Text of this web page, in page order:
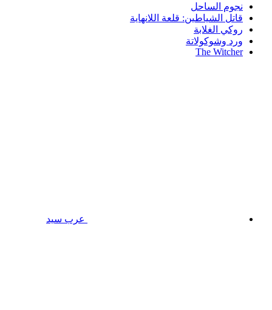
نجوم الساحل
قاتل الشياطين: قلعة اللانهاية
روكي الغلابة
ورد وشوكولاتة
The Witcher
عرب سيد